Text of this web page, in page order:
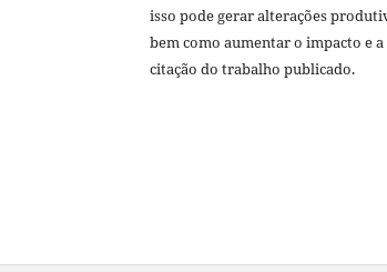
isso pode gerar alterações
bem como aumentar o impacto e a
citação do trabalho publicado.